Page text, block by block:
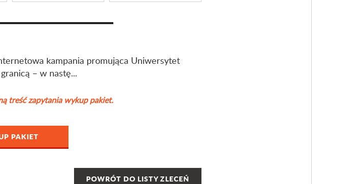
kampania promująca Uniwersytet
– w nastę...
treść zapytania wykup pakiet.
PAKIET
POWRÓT DO LISTY ZLECEŃ